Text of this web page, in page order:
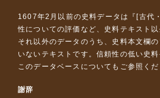
1607年2月以前の史料データは『 [古代
性についての評価など、史料テキスト
それ以外のデータのうち、史料本文欄
いないテキストです。信頼性の低い史
このデータベースについて もご参照くだ
謝辞